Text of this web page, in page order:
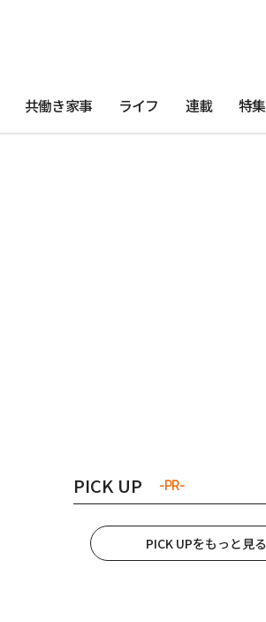
共働き家事 ライフ 連載 特集
PICK UP -PR-
PICK UPをもっと見る